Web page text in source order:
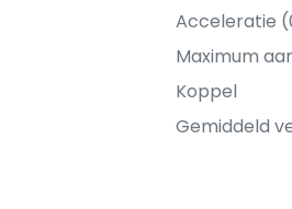
Acceleratie
Maximum
Koppel
Gemiddeld